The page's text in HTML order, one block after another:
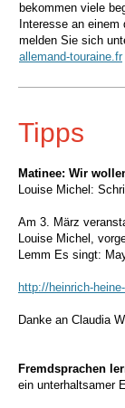
bekommen viele
Interesse an
melden Sie sich
allemand-touraine.fr
Tipps
Matinee: Wir
Louise Michel:
Am 3. März
Louise Michel, v
Lemm Es singt:
http://heinrich-
Danke an Claudia
Fremdsprachen
ein unterhaltsamer